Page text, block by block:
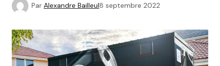
Par Alexandre Bailleul8 septembre 2022